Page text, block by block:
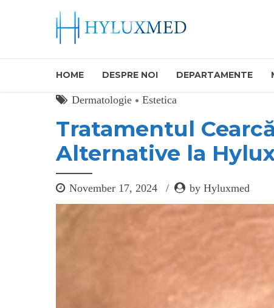
HOME DESPRE NOI DEPARTAMENTE
Dermatologie Estetica
Tratamentul
Alternative la
November 17, 2024 by Hyluxmed